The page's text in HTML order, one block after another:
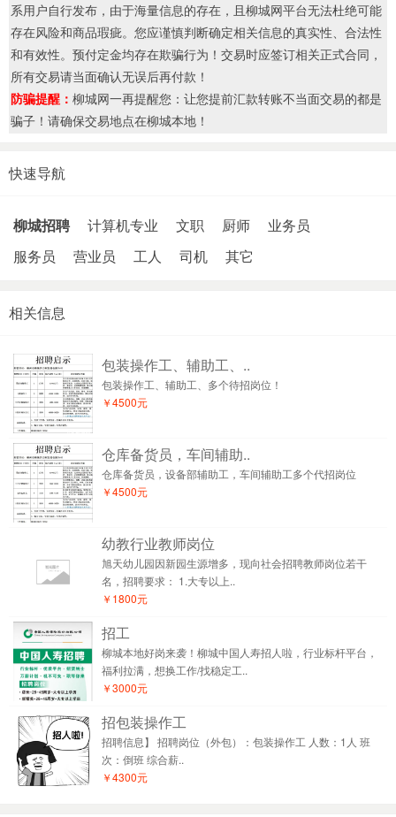
系用户自行发布，由于海量信息的存在，且柳城网平台无法杜绝可能
存在风险和商品瑕疵。您应谨慎判断确定相关信息的真实性、合法性
和有效性。预付定金均存在欺骗行为！交易时应签订相关正式合同，
所有交易请当面确认无误后再付款！
防骗提醒： 柳城网一再提醒您：让您提前汇款转账不当面交易的都是
骗子！请确保交易地点在柳城本地！
快速导航
柳城招聘 计算机专业 文职 厨师
业务员
服务员
营业员 工人 司机 其它
相关信息
包装操作工、辅助工、..
包装操作工、辅助工、多个待招岗位！
￥4500元
仓库备货员，车间辅助..
仓库备货员，设备部辅助工，车间辅助工多个代招岗位
￥4500元
幼教行业教师岗位
旭天幼儿园因新园生源增多，现向社会招聘教师岗位若干
名，招聘要求： 1.大专以上..
￥1800元
招工
柳城本地好岗来袭！柳城中国人寿招人啦，行业标杆平台，
福利拉满，想换工作/找稳定工..
￥3000元
招包装操作工
招聘信息】 招聘岗位（外包）：包装操作工 人数：1人 班
次：倒班 综合薪..
￥4300元